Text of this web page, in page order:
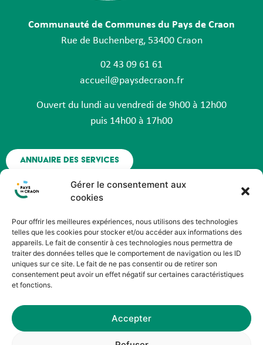
Gérer le consentement aux
cookies
Pour offrir les meilleures expériences, nous utilisons des technologies
telles que les cookies pour stocker et/ou accéder aux informations des
appareils. Le fait de consentir à ces technologies nous permettra de
traiter des données telles que le comportement de navigation ou les ID
uniques sur ce site. Le fait de ne pas consentir ou de retirer son
consentement peut avoir un effet négatif sur certaines caractéristiques
et fonctions.
Accepter
Communauté de Communes du Pays de Craon
Rue de Buchenberg, 53400 Craon
02 43 09 61 61
accueil@paysdecraon.fr
Ouvert du lundi au vendredi de 9h00 à 12h00
puis 14h00 à 17h00
Annuaire des services
Nous contacter
Espace agent - Octime
Suivez nous !